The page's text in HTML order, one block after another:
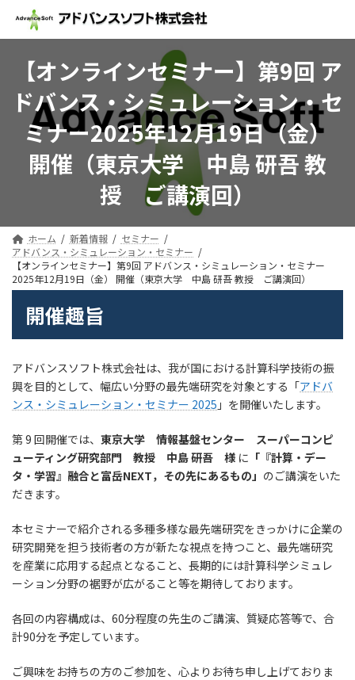
テ
ゲ
【オンラインセミナー】第9回 ア
ドバンス・シミュレーション・セ
ミナー2025年12月19日（金）
開催（東京大学 中島 研吾 教
授 ご講演回）
ホーム 新着情報
セミナー
アドバンス・シミュレーション・セミナー
【オンラインセミナー】第9回 アドバンス・シミュレーション・セミナー
2025年12月19日（金） 開催（東京大学 中島 研吾 教授 ご講演回）
開催趣旨
アドバンスソフト株式会社は、我が国における計算科学技術の振
興を目的として、幅広い分野の最先端研究を対象とする「アドバ
ンス・シミュレーション・セミナー 2025 」を開催いたします。
第 9 回開催では、 東京大学 情報基盤センター スーパーコンピ
ューティング研究部門 教授 中島 研吾
様 に 「『計算・デー
タ・学習』融合と富岳NEXT，その先にあるもの」 のご講演をいた
だきます。
本セミナーで紹介される多種多様な最先端研究をきっかけに企業の
研究開発を担う技術者の方が新たな視点を持つこと、最先端研究
を産業に応用する起点となること、長期的には計算科学シミュレ
ーション分野の裾野が広がること等を期待しております。
各回の内容構成は、60分程度の先生のご講演、質疑応答等で、合
計90分を予定しています。
ご興味をお持ちの方のご参加を、心よりお待ち申し上げておりま